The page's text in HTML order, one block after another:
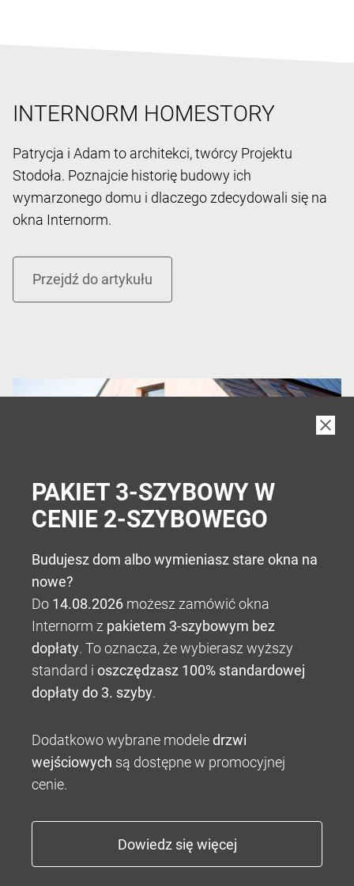
INTERNORM HOMESTORY
Patrycja i Adam to architekci, twórcy Projektu
Stodoła. Poznajcie historię budowy ich
wymarzonego domu i dlaczego zdecydowali się na
okna Internorm.
PAKIET 3-SZYBOWY W
CENIE 2-SZYBOWEGO
Budujesz dom albo wymieniasz stare okna na
nowe?
Do 14.08.2026 możesz zamówić okna
Internorm z pakietem 3-szybowym bez
dopłaty. To oznacza, że wybierasz wyższy
standard i oszczędzasz 100% standardowej
dopłaty do 3. szyby.
Dodatkowo wybrane modeledrzwi
wejściowych są dostępne w promocyjnej
cenie.